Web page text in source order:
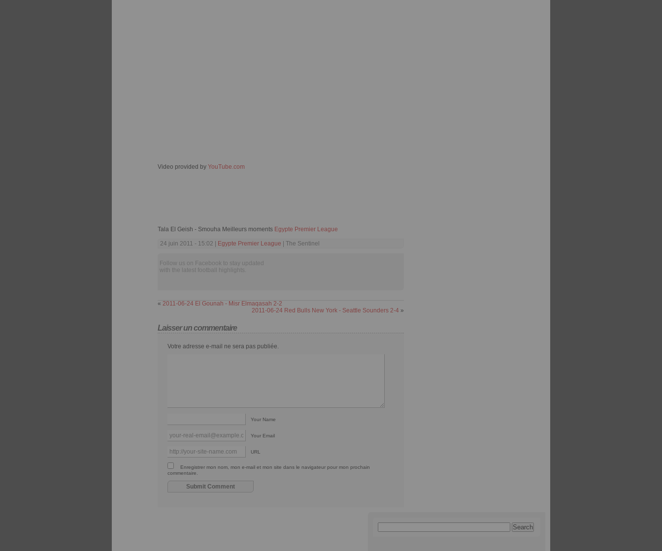
Video provided by YouTube.com
Tala El Geish - Smouha Meilleurs moments Egypte Premier League
24 juin 2011 - 15:02 | Egypte Premier League | The Sentinel
Follow us on Facebook to stay updated
with the latest football highlights.
« 2011-06-24 El Gounah - Misr Elmaqasah 2-2
2011-06-24 Red Bulls New York - Seattle Sounders 2-4 »
Laisser un commentaire
Votre adresse e-mail ne sera pas publiée.
Your Name
Your Email
URL
Enregistrer mon nom, mon e-mail et mon site dans le navigateur pour mon prochain
commentaire.